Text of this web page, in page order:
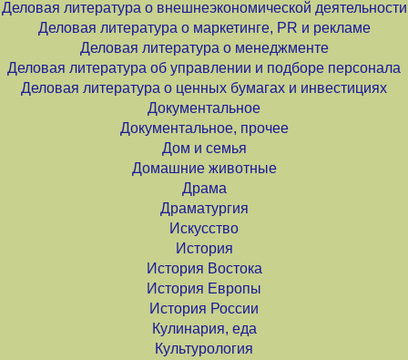
Деловая литература о внешнеэкономической деятельности
Деловая литература о маркетинге, PR и рекламе
Деловая литература о менеджменте
Деловая литература об управлении и подборе персонала
Деловая литература о ценных бумагах и инвестициях
Документальное
Документальное, прочее
Дом и семья
Домашние животные
Драма
Драматургия
Искусство
История
История Востока
История Европы
История России
Кулинария, еда
Культурология